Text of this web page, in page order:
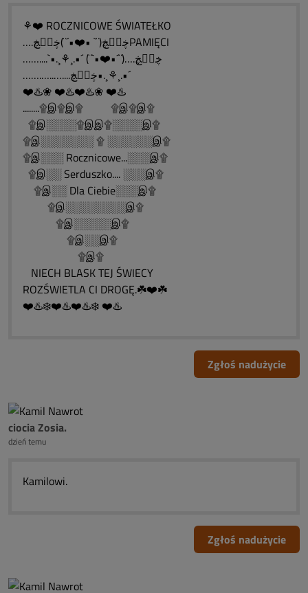
⚘❤️ ROCZNICOWE ŚWIATEŁKO
….ڿڰۣڿ(¨` •❤️•´¨)ڿڰۣڿPAMIĘCI
……....`•.¸⚘¸.•´ (¨`•❤️•´¨)….ڿڰۣڿ
…….…..…....ڿڰۣڿ•.¸⚘¸.•´
❤️♨️❀ ❤️♨️❤️♨️❀ ❤️♨️
........۩இ۩இ۩ ۩இ۩இ۩
۩இ░░░░۩இஇ۩░░░░இ۩
۩இ░░░░░░░ ۩ ░░░░░░இ۩
۩இ░░░ Rocznicowe...░░░இ۩
۩இ░░ Serduszko.... ░░░இ۩
۩இ░░ Dla Ciebie░░░இ۩
۩இ░░░░░░░░இ۩
۩இ░░░░░இ۩
۩இ░░இ۩
۩இ۩
NIECH BLASK TEJ ŚWIECY
ROZŚWIETLA CI DROGĘ.☘️❤️☘️
❤️♨️❄️❤️♨️❤️♨️❄️ ❤️♨️
Zgłoś nadużycie
ciocia Zosia.
dzień temu
Kamilowi.
Zgłoś nadużycie